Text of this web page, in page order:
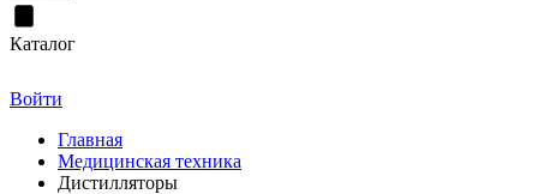
Каталог
Войти
Главная
Медицинская техника
Дистилляторы